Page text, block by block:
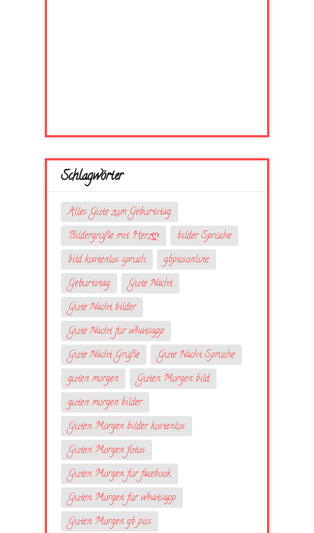
Schlagwörter
Alles Gute zum Geburtstag
Bildergrüße mit Herzღ
bilder Sprüche
bild kostenlos spruch
gbpicsonline
Geburtstag
Gute Nacht
Gute Nacht bilder
Gute Nacht für whatsapp
Gute Nacht Grüße
Gute Nacht Sprüche
guten morgen
Guten Morgen bild
guten morgen bilder
Guten Morgen bilder kostenlos
Guten Morgen fotos
Guten Morgen für facebook
Guten Morgen für whatsapp
Guten Morgen gb pics